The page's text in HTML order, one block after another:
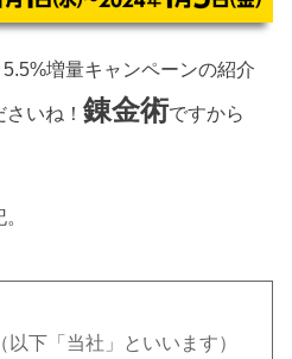
増量キャンペーンの紹介
さいね！錬金術ですから
下「当社」といいます）